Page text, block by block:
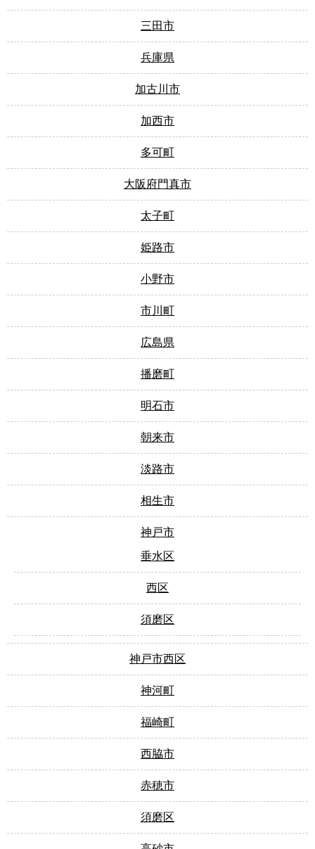
三田市
兵庫県
加古川市
加西市
多可町
大阪府門真市
太子町
姫路市
小野市
市川町
広島県
播磨町
明石市
朝来市
淡路市
相生市
神戸市
垂水区
西区
須磨区
神戸市西区
神河町
福崎町
西脇市
赤穂市
須磨区